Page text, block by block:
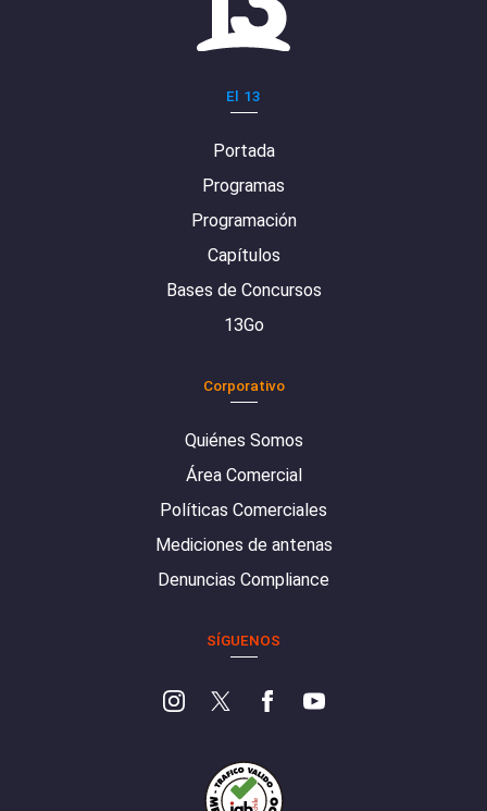
El 13
Portada
Programas
Programación
Capítulos
Bases de Concursos
13Go
Corporativo
Quiénes Somos
Área Comercial
Políticas Comerciales
Mediciones de antenas
Denuncias Compliance
SÍGUENOS